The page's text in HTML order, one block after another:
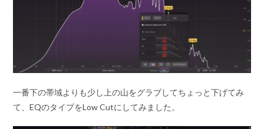
一番下の帯域よりも少し上の山をグラブしてちょっと下げてみ
て、EQのタイプをLow Cutにしてみました。